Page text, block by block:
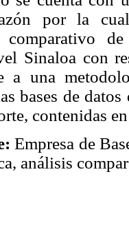
por la
comparativo
Sinaloa con
a una
bases de
contenidas
Empresa de
análisis